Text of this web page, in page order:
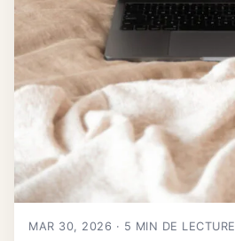
MAR 30, 2026 · 5 MIN DE LECTURE